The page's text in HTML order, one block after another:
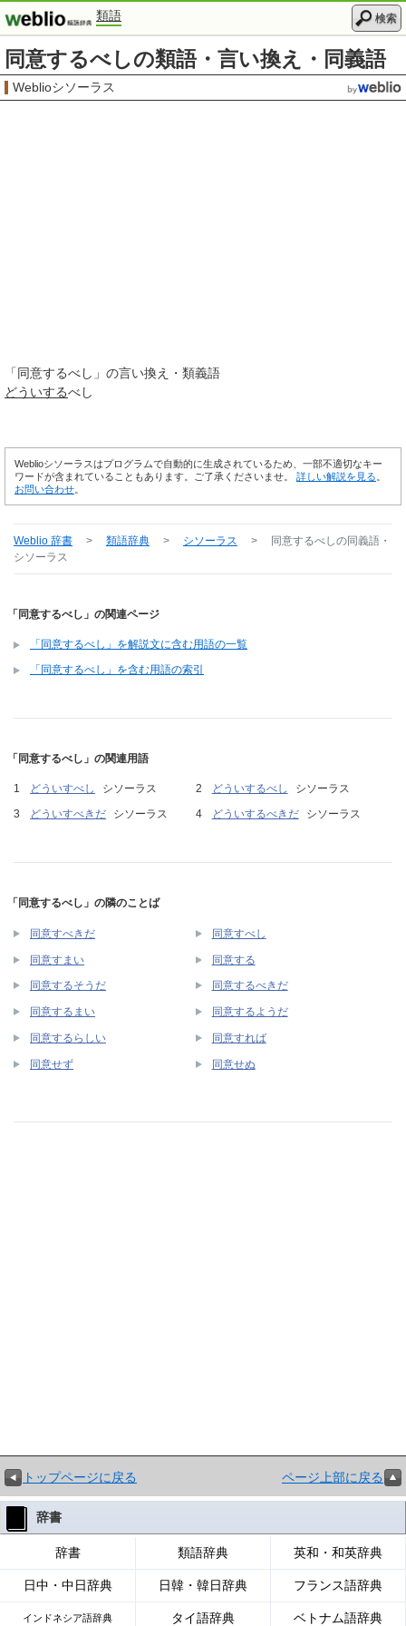
類語 検索
同意するべしの類語・言い換え・同義語
Weblioシソーラス
「同意するべし 」の言い換え・類義語
どういするべし
Weblioシソーラスはプログラムで自動的に生成されているため、一部不適切なキー
ワードが含まれていることもあります。ご了承くださいませ。 詳しい解説を見る
お問い合わせ
Weblio 辞書 > 類語辞典 > シソーラス > 同意するべしの同義語・
シソーラス
「同意するべし」の関連ページ
「同意するべし」を解説文に含む用語の一覧
「同意するべし」を含む用語の索引
「同意するべし」の関連用語
どういすべし シソーラス どういするべし
シソーラス
どういすべきだ
シソーラス どういするべきだ シソーラス
「同意するべし」の隣のことば
同意すべきだ 同意すべし
同意すまい 同意する
同意するそうだ 同意するべきだ
同意するまい 同意するようだ
同意するらしい 同意すれば
同意せず 同意せぬ
トップページに戻る ページ上部に戻る
辞書
辞書 類語辞典 英和・和英辞典
日中・中日辞典 日韓・韓日辞典 フランス語辞典
インドネシア語辞典 タイ語辞典 ベトナム語辞典